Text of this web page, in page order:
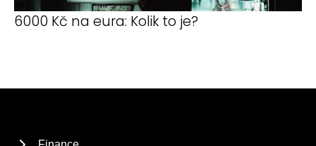
6000 Kč na eura: Kolik to je?